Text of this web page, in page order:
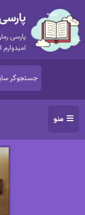
پارسی
منو